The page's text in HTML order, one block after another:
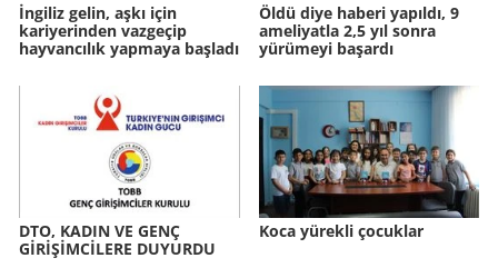
İngiliz gelin, aşkı için
kariyerinden vazgeçip
hayvancılık yapmaya başladı
Öldü diye haberi yapıldı, 9
ameliyatla 2,5 yıl sonra
yürümeyi başardı
DTO, KADIN VE GENÇ
GİRİŞİMCİLERE DUYURDU
Koca yürekli çocuklar